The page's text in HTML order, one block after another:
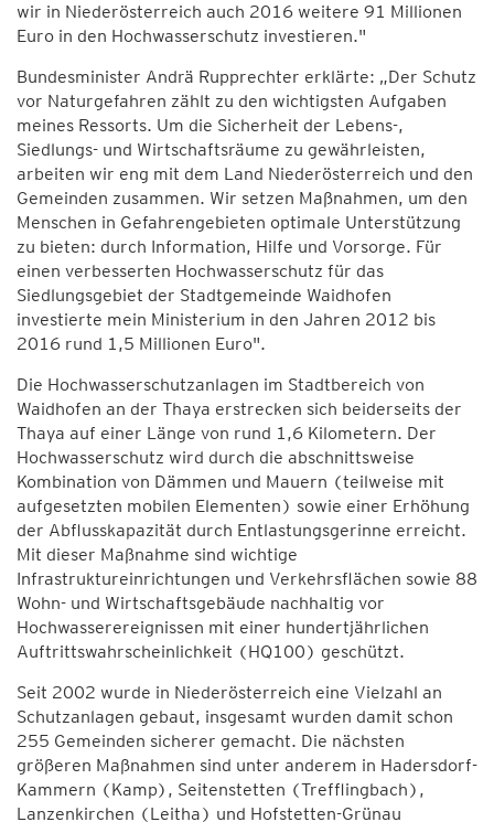
wir in Niederösterreich auch 2016 weitere 91 Millionen
Euro in den Hochwasserschutz investieren."
Bundesminister Andrä Rupprechter erklärte: „Der Schutz
vor Naturgefahren zählt zu den wichtigsten Aufgaben
meines Ressorts. Um die Sicherheit der Lebens-,
Siedlungs- und Wirtschaftsräume zu gewährleisten,
arbeiten wir eng mit dem Land Niederösterreich und den
Gemeinden zusammen. Wir setzen Maßnahmen, um den
Menschen in Gefahrengebieten optimale Unterstützung
zu bieten: durch Information, Hilfe und Vorsorge. Für
einen verbesserten Hochwasserschutz für das
Siedlungsgebiet der Stadtgemeinde Waidhofen
investierte mein Ministerium in den Jahren 2012 bis
2016 rund 1,5 Millionen Euro".
Die Hochwasserschutzanlagen im Stadtbereich von
Waidhofen an der Thaya erstrecken sich beiderseits der
Thaya auf einer Länge von rund 1,6 Kilometern. Der
Hochwasserschutz wird durch die abschnittsweise
Kombination von Dämmen und Mauern (teilweise mit
aufgesetzten mobilen Elementen) sowie einer Erhöhung
der Abflusskapazität durch Entlastungsgerinne erreicht.
Mit dieser Maßnahme sind wichtige
Infrastruktureinrichtungen und Verkehrsflächen sowie 88
Wohn- und Wirtschaftsgebäude nachhaltig vor
Hochwasserereignissen mit einer hundertjährlichen
Auftrittswahrscheinlichkeit (HQ100) geschützt.
Seit 2002 wurde in Niederösterreich eine Vielzahl an
Schutzanlagen gebaut, insgesamt wurden damit schon
255 Gemeinden sicherer gemacht. Die nächsten
größeren Maßnahmen sind unter anderem in Hadersdorf-
Kammern (Kamp), Seitenstetten (Trefflingbach),
Lanzenkirchen (Leitha) und Hofstetten-Grünau